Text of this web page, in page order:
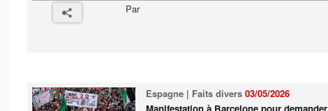
Par
Espagne | Faits divers03/05/2026